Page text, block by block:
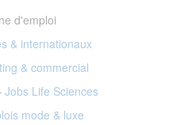
d'emploi
& internationaux
& commercial
Jobs Life Sciences
mode & luxe